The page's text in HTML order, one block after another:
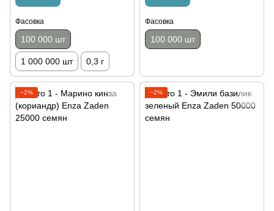
Фасовка
100 000 шт
1 000 000 шт 0,3 г
Фасовка
100 000 шт
−2% −2%